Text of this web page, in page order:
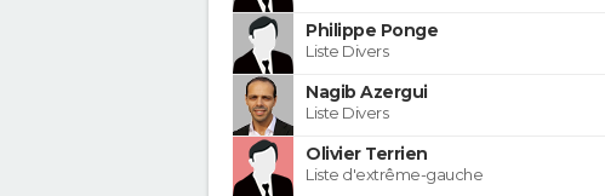
Philippe Ponge
Liste Divers
Nagib Azergui
Liste Divers
Olivier Terrien
Liste d'extrême-gauche